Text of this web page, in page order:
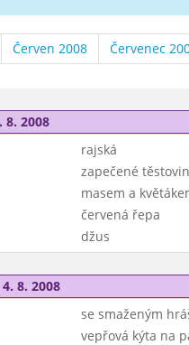
Červen 2008 Červenec
8. 2008
rajská
zapečené
masem a
červená řepa
džus
8. 2008
se smaženým
vepřová kýta na